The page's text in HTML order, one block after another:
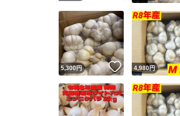
5,300円 いいね！
4,980円